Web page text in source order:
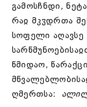
გამოსჩნდი,
რაჲ მკჳდრთა
სოფელი
წმიდაო,
ღმერთსა: